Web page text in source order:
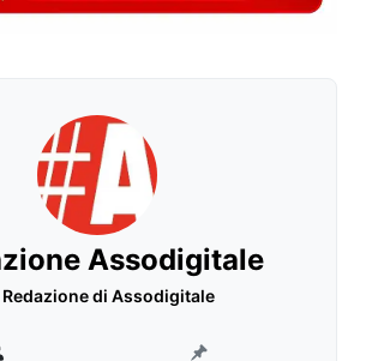
Assodigitale
Redazione di Assodigitale